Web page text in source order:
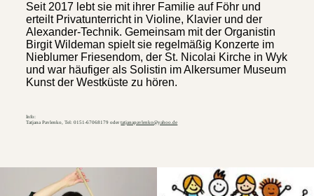
Seit 2017 lebt sie mit ihrer Familie auf Föhr und
erteilt Privatunterricht in Violine, Klavier und der
Alexander-Technik. Gemeinsam mit der Organistin
Birgit Wildeman spielt sie regelmäßig Konzerte im
Nieblumer Friesendom, der St. Nicolai Kirche in Wyk
und war häufiger als Solistin im Alkersumer Museum
Kunst der Westküste zu hören.
Info:
Tatjana Pavlenko, Tel: 0151-67068179 odertatjanapavlenko@yahoo.de